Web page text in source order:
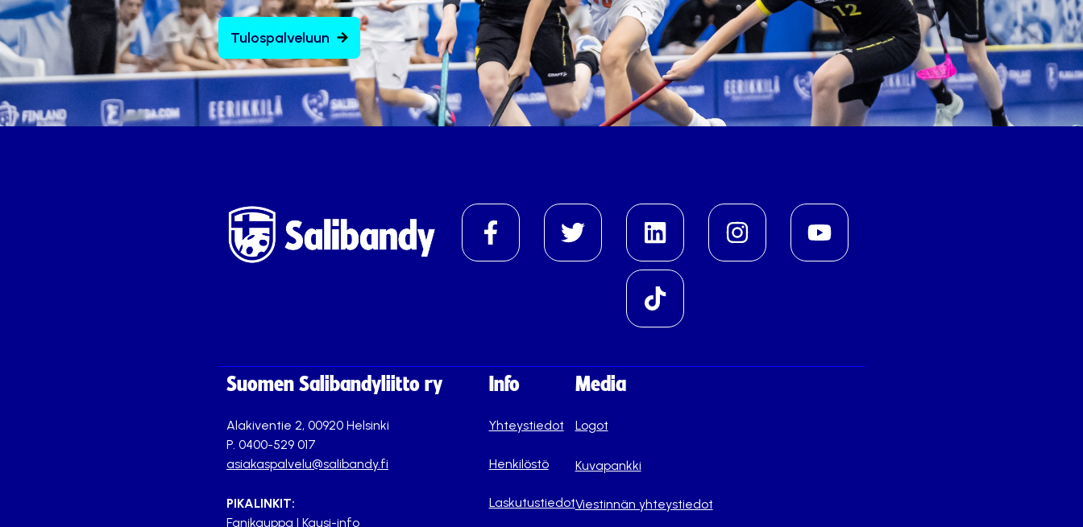
Tulospalveluun
Suomen Salibandyliitto ry
Alakiventie 2, 00920 Helsinki
P. 0400-529 017
asiakaspalvelu@salibandy.fi
PIKALINKIT:
Fanikauppa | Kausi-info
Info
Yhteystiedot
Henkilöstö
Laskutustiedot
Media
Logot
Kuvapankki
Viestinnän yhteystiedot